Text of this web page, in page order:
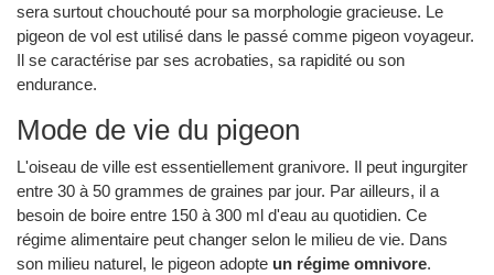
sera surtout chouchouté pour sa morphologie gracieuse. Le
pigeon de vol est utilisé dans le passé comme pigeon voyageur.
Il se caractérise par ses acrobaties, sa rapidité ou son
endurance.
Mode de vie du pigeon
L'oiseau de ville est essentiellement granivore. Il peut ingurgiter
entre 30 à 50 grammes de graines par jour. Par ailleurs, il a
besoin de boire entre 150 à 300 ml d'eau au quotidien. Ce
régime alimentaire peut changer selon le milieu de vie. Dans
son milieu naturel, le pigeon adopte un régime omnivore.